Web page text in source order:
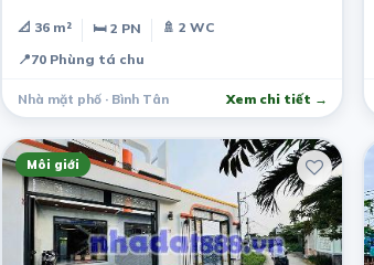
📐 36 m² 🛏 2 PN
🚿 2 WC
📍70 Phùng tá chu
Nhà mặt phố · Bình Tân Xem chi tiết →
Môi giới